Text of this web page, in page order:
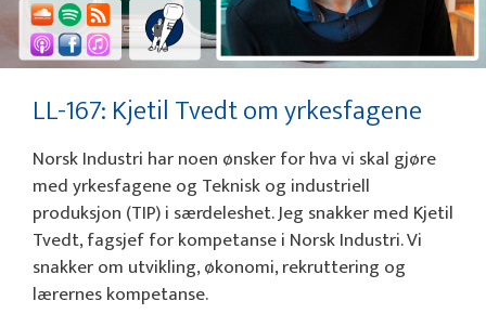
LL-167: Kjetil Tvedt om yrkesfagene
Norsk Industri har noen ønsker for hva vi skal gjøre
med yrkesfagene og Teknisk og industriell
produksjon (TIP) i særdeleshet. Jeg snakker med Kjetil
Tvedt, fagsjef for kompetanse i Norsk Industri. Vi
snakker om utvikling, økonomi, rekruttering og
lærernes kompetanse.